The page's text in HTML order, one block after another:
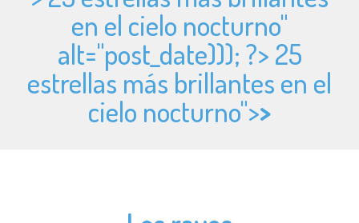
en el cielo nocturno"
alt="post_date))); ?> 25
estrellas más brillantes en el
cielo nocturno">>